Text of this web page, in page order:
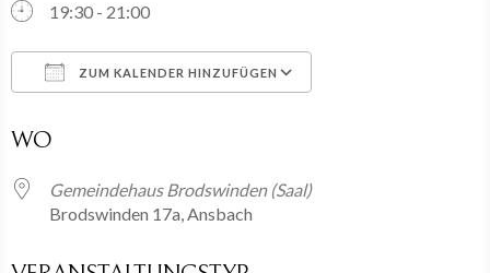
19:30 - 21:00
ZUM KALENDER HINZUFÜGEN
WO
Gemeindehaus Brodswinden (Saal)
Brodswinden 17a, Ansbach